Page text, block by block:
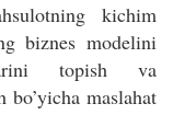
kichim
biznes modelini
topish va
bo’yicha maslahat